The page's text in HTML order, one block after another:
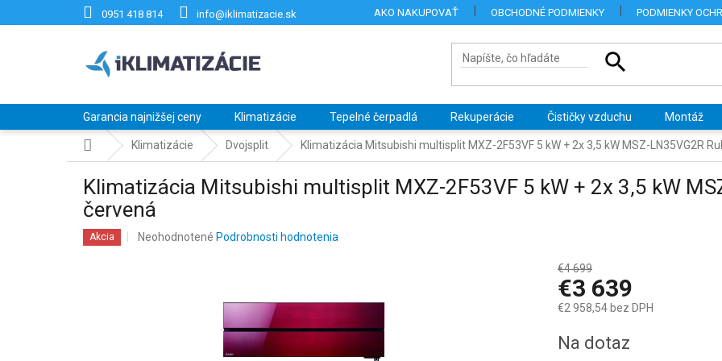
0951 418 814 info@iklimatizacie.sk AKO NAKUPOVAŤ OBCHODNÉ PODMIENKY PODMIENKY
Garancia najnižšej ceny Klimatizácie Tepelné čerpadlá Rekuperácie Čističky vzduchu Montáž
DomovKlimatizácie Dvojsplit Klimatizácia Mitsubishi multisplit MXZ-2F53VF 5 kW + 2x 3,5 kW MSZ-LN35VG2R
Klimatizácia Mitsubishi multisplit MXZ-2F53VF 5 kW + 2x 3,5 kW
červená
Akcia
Priemerné
Neohodnotené Podrobnosti hodnotenia
€4 699
€3 639
€2 958,54 bez DPH
cena:
Na dotaz